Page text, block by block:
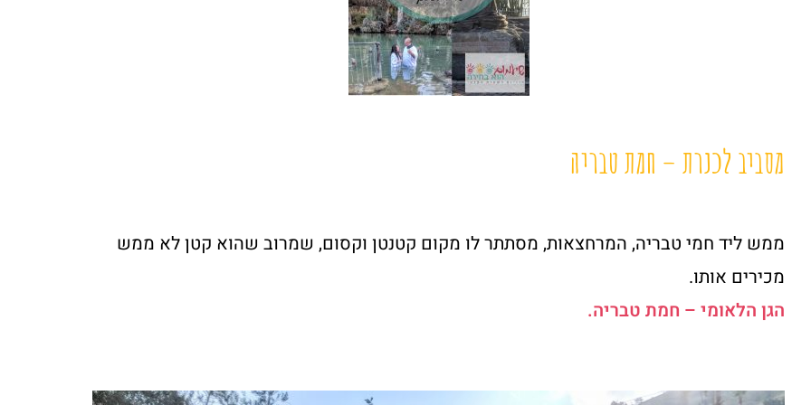
מסביב לכנרת – חמת טבריה
ממש ליד חמי טבריה, המרחצאות, מסתתר לו מקום קטנטן וקסום, שמרוב שהוא קטן לא ממש
מכירים אותו.
הגן הלאומי – חמת טבריה.